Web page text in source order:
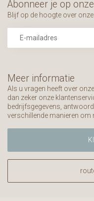
Meer informatie
Als u vragen heeft over
dan zeker onze
bedrijfsgegevens,
verschillende manieren om
Abonneer je op
Blijf op de hoogte over